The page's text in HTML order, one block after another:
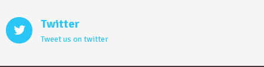
Twitter
Tweet us on twitter